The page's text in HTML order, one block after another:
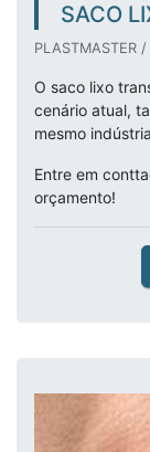
SACO
PLASTMASTER
O saco lixo
cenário atual,
mesmo
Entre em
orçamento!